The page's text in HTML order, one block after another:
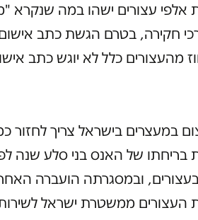
אלפי עצורים ישהו במה שנקרא
חקירה, בטרם הגשת כתב אישום.
במעצרים בישראל צריך לחזור
בעקבות בריחתו של האנס בני סלע
בעצורים, ובמסגרתה הועברה
העצורים ממשטרת ישראל